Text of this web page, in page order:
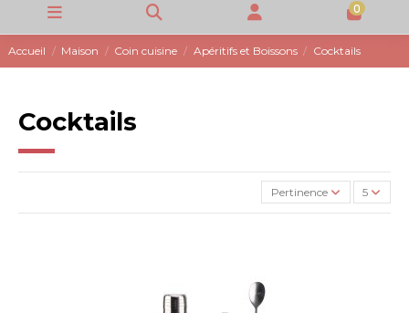
0
Accueil Maison Coin cuisine Apéritifs et Boissons Cocktails
Cocktails
Pertinence 5